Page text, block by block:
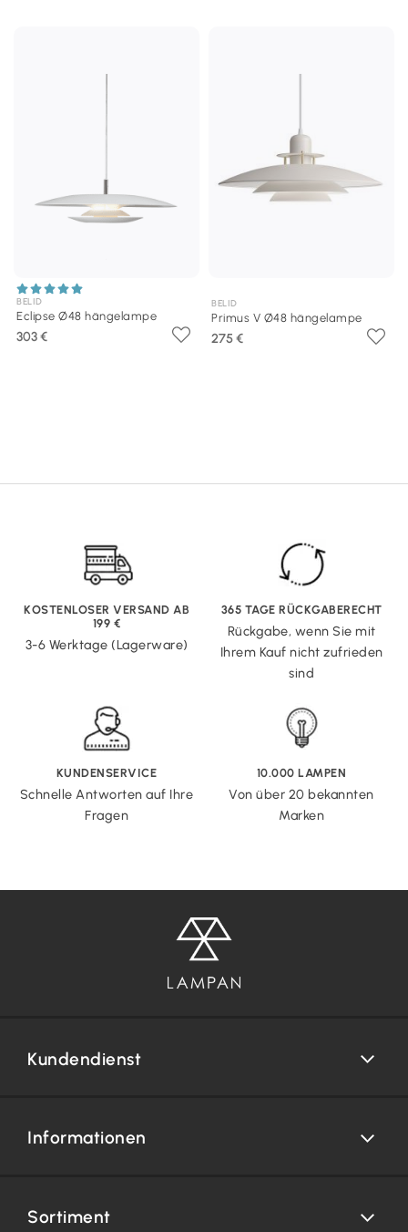
BELID
Eclipse Ø48 hängelampe
303 €
BELID
Primus V Ø48 hängelampe
275 €
KOSTENLOSER VERSAND AB
199 €
3-6 Werktage (Lagerware)
365 TAGE RÜCKGABERECHT
Rückgabe, wenn Sie mit
Ihrem Kauf nicht zufrieden
sind
KUNDENSERVICE
Schnelle Antworten auf Ihre
Fragen
10.000 LAMPEN
Von über 20 bekannten
Marken
Kundendienst
Informationen
Sortiment